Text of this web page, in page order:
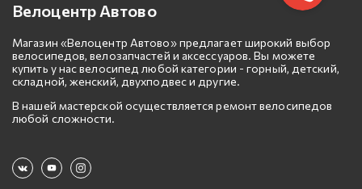
Велоцентр Автово
Магазин «Велоцентр Автово» предлагает широкий выбор
велосипедов, велозапчастей и аксессуаров. Вы можете
купить у нас велосипед любой категории - горный, детский,
складной, женский, двухподвес и другие.
В нашей мастерской осуществляется ремонт велосипедов
любой сложности.